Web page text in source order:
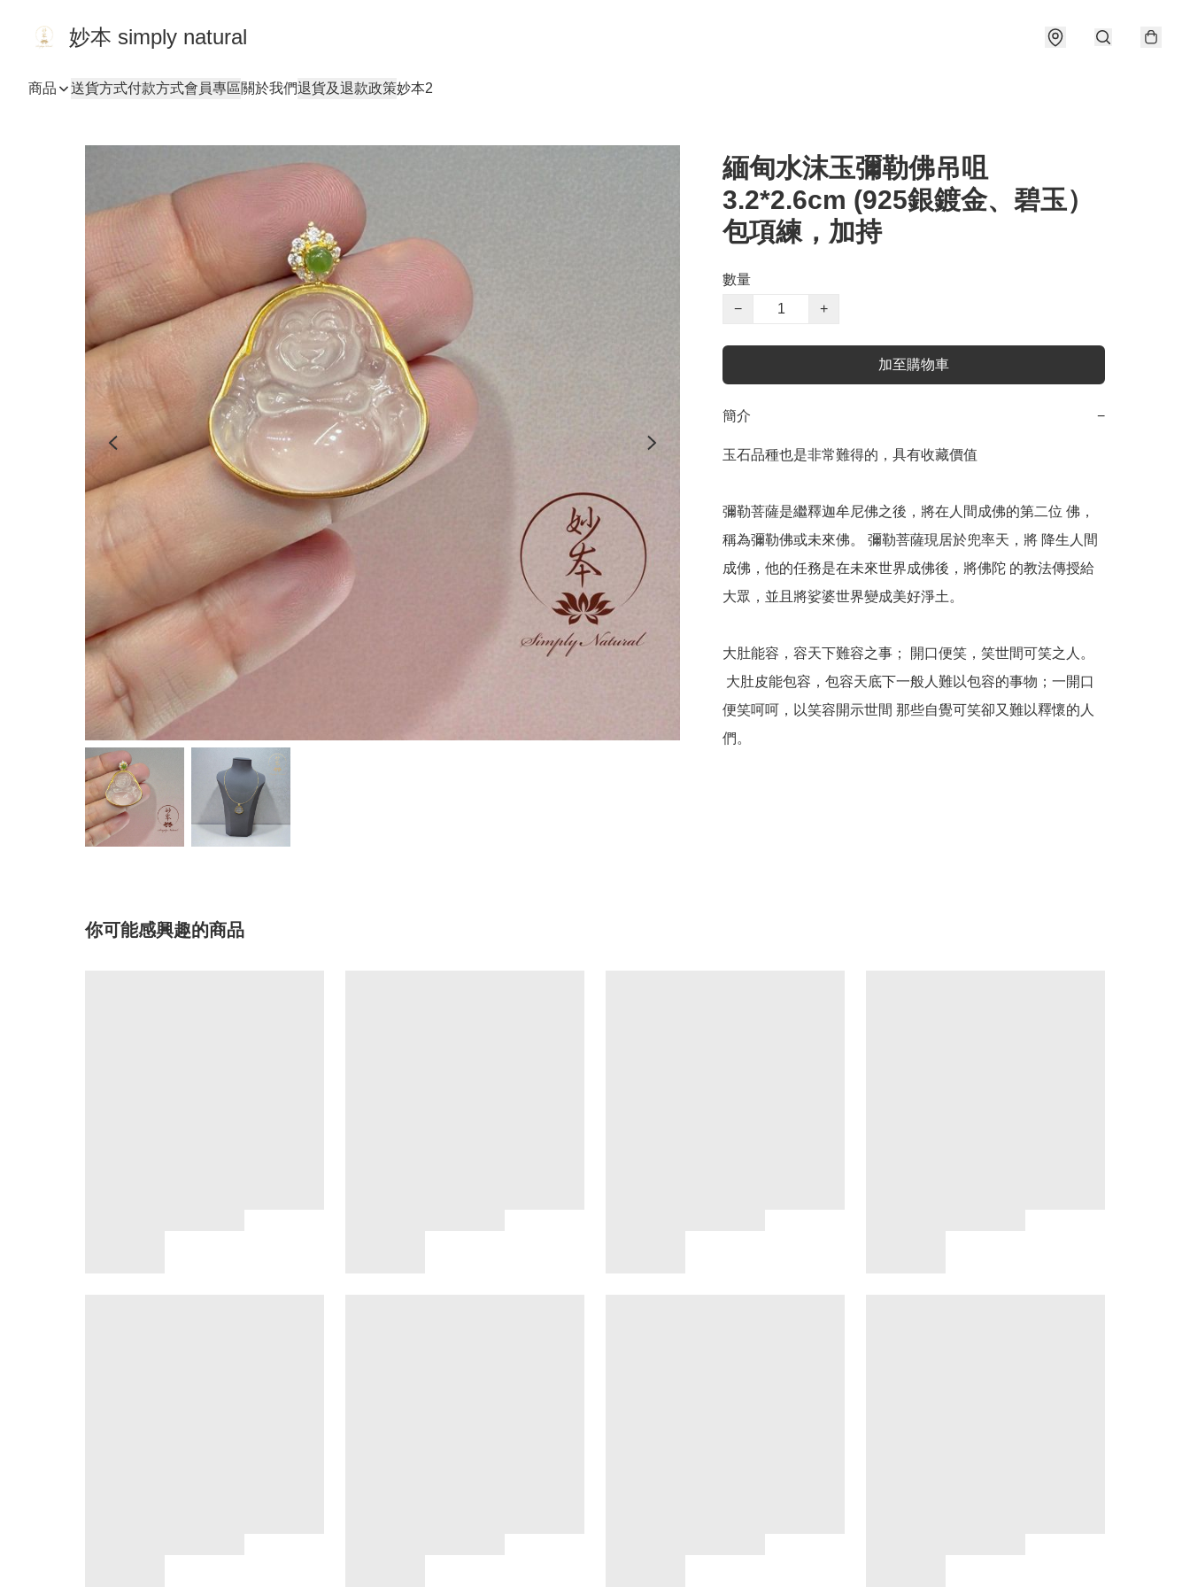
妙本 simply natural
商品 送貨方式付款方式會員專區關於我們退貨及退款政策妙本2
緬甸水沫玉彌勒佛吊咀
3.2*2.6cm (925銀鍍金、碧玉）
包項練，加持
數量
−
+
加至購物車
簡介 −
玉石品種也是非常難得的，具有收藏價值
彌勒菩薩是繼釋迦牟尼佛之後，將在人間成佛的第二位 佛，
稱為彌勒佛或未來佛。 彌勒菩薩現居於兜率天，將 降生人間
成佛，他的任務是在未來世界成佛後，將佛陀 的教法傳授給
大眾，並且將娑婆世界變成美好淨土。
大肚能容，容天下難容之事； 開口便笑，笑世間可笑之人。
便笑呵呵，以笑容開示世間 那些自覺可笑卻又難以釋懷的人
你可能感興趣的商品